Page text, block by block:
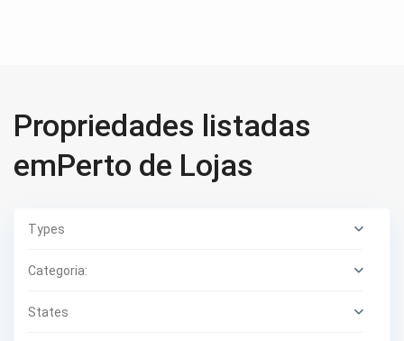
Propriedades listadas
emPerto de Lojas
Types
Categoria:
States